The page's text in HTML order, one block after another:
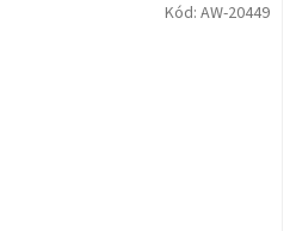
Kód: AW-20449